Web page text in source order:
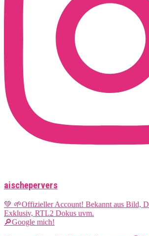
aischepervers
💚 🌱Offizieller Account! Bekannt aus Bild,
Exklusiv, RTL2 Dokus uvm.
🔎Google mich!